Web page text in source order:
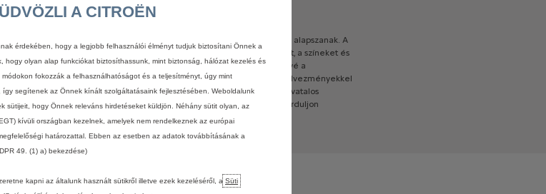
Figyelem
információkon alapszanak. A
megváltoztathatja adatokat, felszereltséget, opciókat, a színeket és
A jelenleg rendelkezésre álló fotóeljárások nem teszik lehetővé a
magánügyfél ár fogyasztók esetén érvényes; további akciókkal
kedvezményekkel
általános információkkal szolgál, így nem tekinthető szerződés
hivatalos
a vállalati ügyfeleink részére szóló ajánlatokat is – érdekében
forduljon
ÜDVÖZLI A CITROËN
érdekében, hogy a legjobb felhasználói élményt tudjuk biztosítani Önnek a
hogy olyan alap funkciókat biztosíthassunk, mint biztonság, hálózat kezelés és
fokozzák a felhasználhatóságot és a teljesítményt, úgy mint
így segítenek az Önnek kínált szolgáltatásaink fejlesztésében. Weboldalunk
sütijeit, hogy Önnek releváns hirdetéseket küldjön. Néhány sütit olyan, az
kívüli országban kezelnek, amelyek nem rendelkeznek az európai
határozattal. Ebben az esetben az adatok továbbításának a
49. (1) a) bekezdése)
kapni az általunk használt sütikről illetve ezek kezeléséről, a Süti